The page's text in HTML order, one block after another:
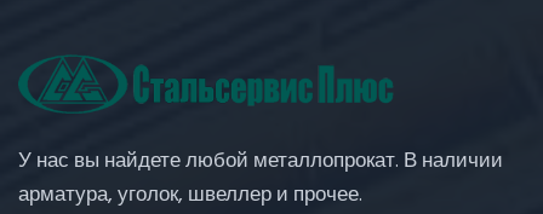
У нас вы найдете любой металлопрокат. В наличии
арматура, уголок, швеллер и прочее.